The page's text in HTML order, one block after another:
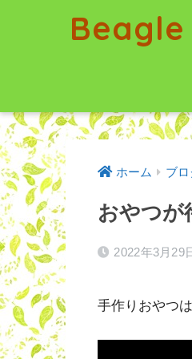
Beagle
ホーム ブロ
おやつが
2022年3月29
手作りおやつ